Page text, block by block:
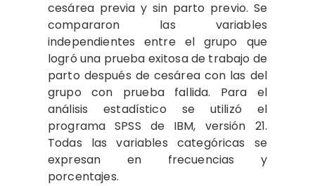
cesárea previa y sin parto previo. Se
compararon las variables
independientes entre el grupo que
logró una prueba exitosa de trabajo de
parto después de cesárea con las del
grupo con prueba fallida. Para el
análisis estadístico se utilizó el
programa SPSS de IBM, versión 21.
Todas las variables categóricas se
expresan en frecuencias y
porcentajes.